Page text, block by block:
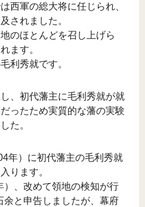
西軍の総大将に任じられ、
されました。
のほとんどを召し上げら
ます。
利秀就です。
、初代藩主に毛利秀就が就
ったため実質的な藩の実験
た。
年）に初代藩主の毛利秀就
ります。
）、改めて領地の検知が行
余と申告しましたが、幕府